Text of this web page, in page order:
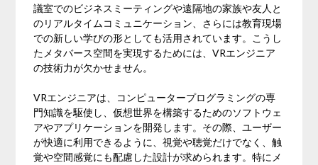
議室でのビジネスミーティングや遠隔地の家族や友人と
のリアルタイムコミュニケーション、さらには教育現場
での新しい学びの形としても活用されています。こうし
たメタバース空間を実現するためには、VRエンジニア
の技術力が欠かせません。
VRエンジニアは、コンピュータープログラミングの専
門知識を駆使し、仮想世界を構築するためのソフトウェ
アやアプリケーションを開発します。その際、ユーザー
が快適に利用できるように、視覚や聴覚だけでなく、触
覚や空間感覚にも配慮した設計が求められます。特にメ